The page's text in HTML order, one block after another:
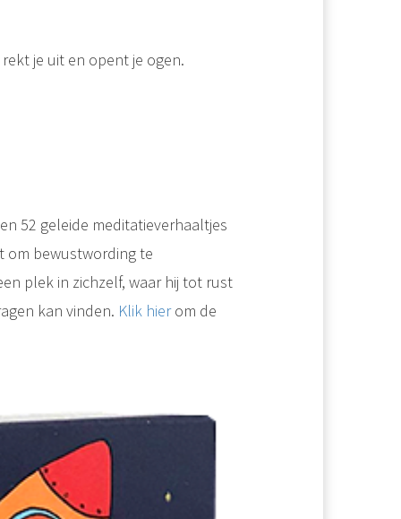
je uit en opent je ogen.
52 geleide meditatieverhaaltjes
om bewustwording te
plek in zichzelf, waar hij tot rust
kan vinden. Klik hierom de